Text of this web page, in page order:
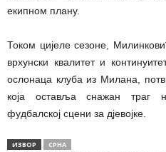
екипном плану.
Током цијеле сезоне,
врхунски квалитет и
ослонаца клуба из Милана,
која оставља снажан траг
фудбалској сцени за дјевојке.
ИЗВОР
СРНА